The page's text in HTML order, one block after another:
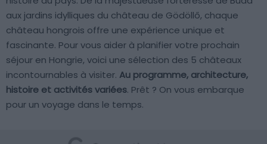
aux jardins idylliques du château de Gödöllő, chaque
château hongrois offre une expérience unique et
fascinante. Pour vous aider à planifier votre prochain
séjour en Hongrie, voici une sélection des 5 châteaux
incontournables à visiter. Au programme, architecture,
histoire et activités variées. Prêt ? On vous embarque
pour un voyage dans le temps.